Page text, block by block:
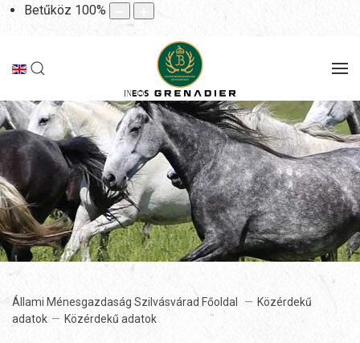
Betűköz 100%
Állami Ménesgazdaság Szilvásvárad Főoldal
Közérdekű
adatok
Közérdekű adatok